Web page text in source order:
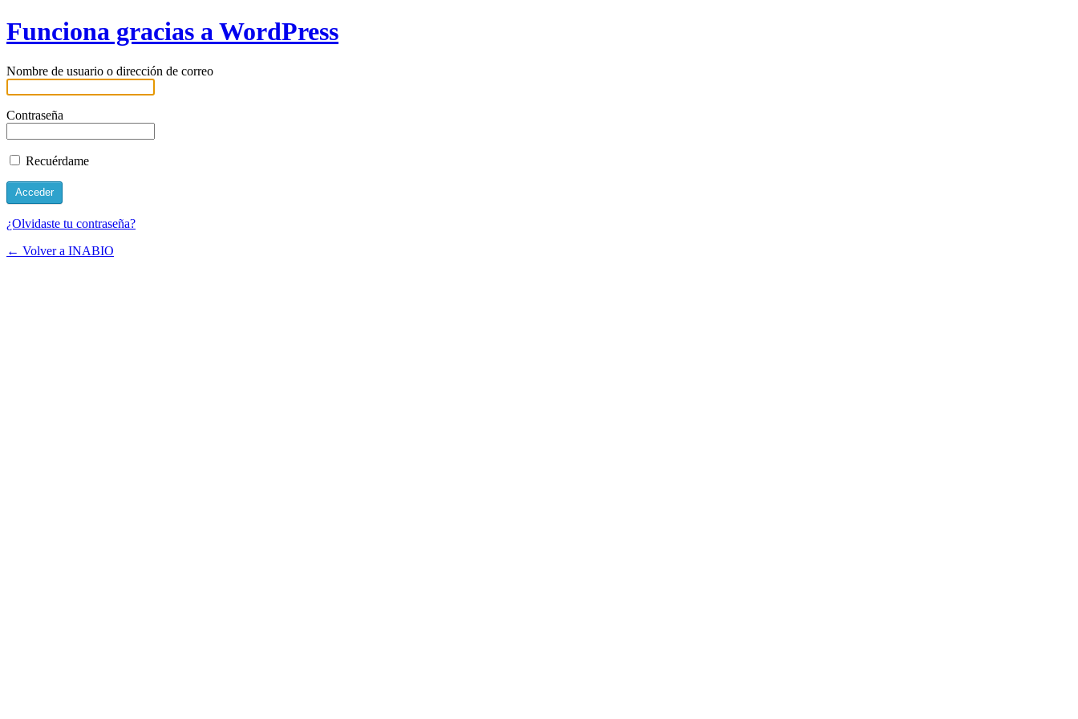
Funciona gracias a WordPress
Nombre de usuario o dirección de correo
Contraseña
Recuérdame
¿Olvidaste tu contraseña?
← Volver a INABIO